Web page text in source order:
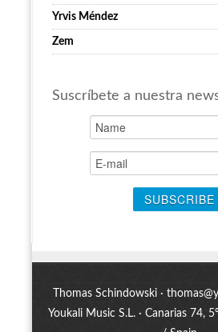
Yrvis Méndez
Zem
Suscríbete a nuestra
Thomas Schindowski ·
Youkali Music S.L. · Canarias 74,